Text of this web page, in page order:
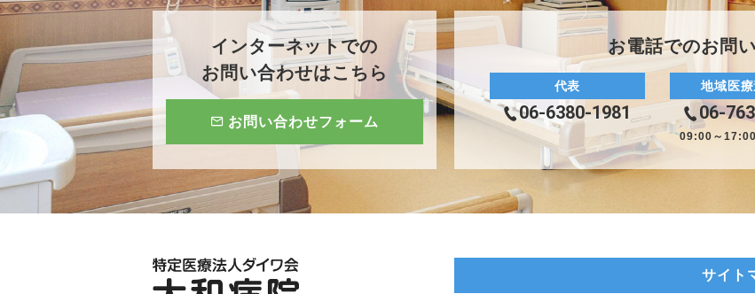
インターネットでの
お問い合わせはこちら
お問い合わせフォーム
お電話でのお問
代表
06-6380-1981
地域医
06-
09:00～
サイト